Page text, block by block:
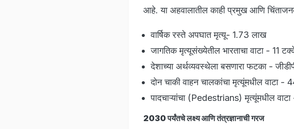
आहे. या अहवालातील काही प्रमुख आणि
वार्षिक रस्ते अपघात मृत्यू- 1.73 लाख
जागतिक मृत्यूसंख्येतील भारताचा वाटा - 11
देशाच्या अर्थव्यवस्थेला बसणारा फटका -
दोन चाकी वाहन चालकांचा मृत्यूंमधील वाटा -
पादचाऱ्यांचा (Pedestrians) मृत्यूंमधील
2030 पर्यंतचे लक्ष्य आणि तंत्रज्ञानाची गरज